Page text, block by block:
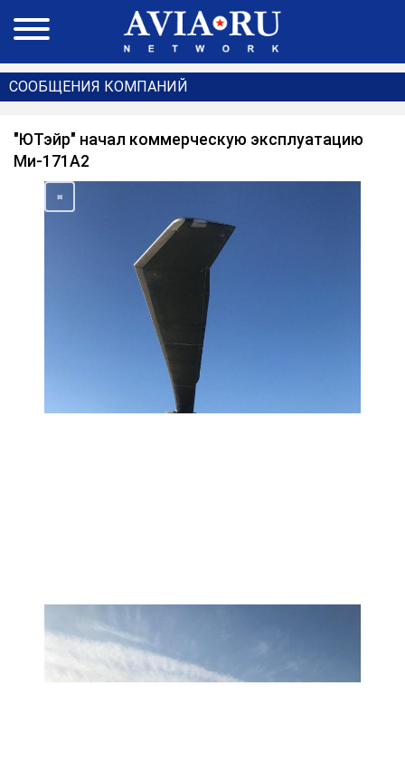
СООБЩЕНИЯ КОМПАНИЙ
"ЮТэйр" начал коммерческую эксплуатацию
Ми-171А2
<
>